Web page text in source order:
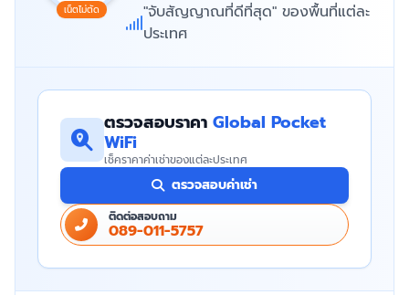
เน็ตไม่ตัด
"จับสัญญาณที่ดีที่สุด" ของพื้นที่แต่ละ
ประเทศ
ตรวจสอบราคา Global Pocket
WiFi
เช็คราคาค่าเช่าของแต่ละประเทศ
ตรวจสอบค่าเช่า
ติดต่อสอบถาม
089-011-5757